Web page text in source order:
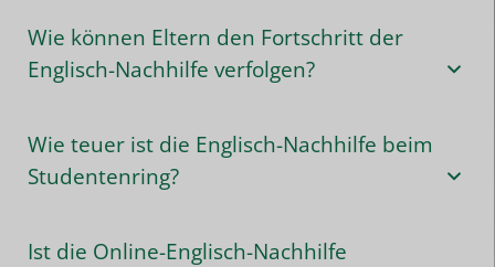
Wie können Eltern den Fortschritt der
Englisch-Nachhilfe verfolgen?
Wie teuer ist die Englisch-Nachhilfe beim
Studentenring?
Ist die Online-Englisch-Nachhilfe